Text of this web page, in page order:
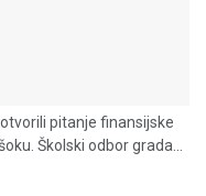
pitanje finansijske
Školski odbor grada...